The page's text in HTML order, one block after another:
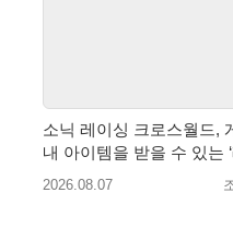
소닉 레이싱 크로스월드,
내 아이템을 받을 수 있는
드 대회 라운드 7’ 개최!
2026.08.07